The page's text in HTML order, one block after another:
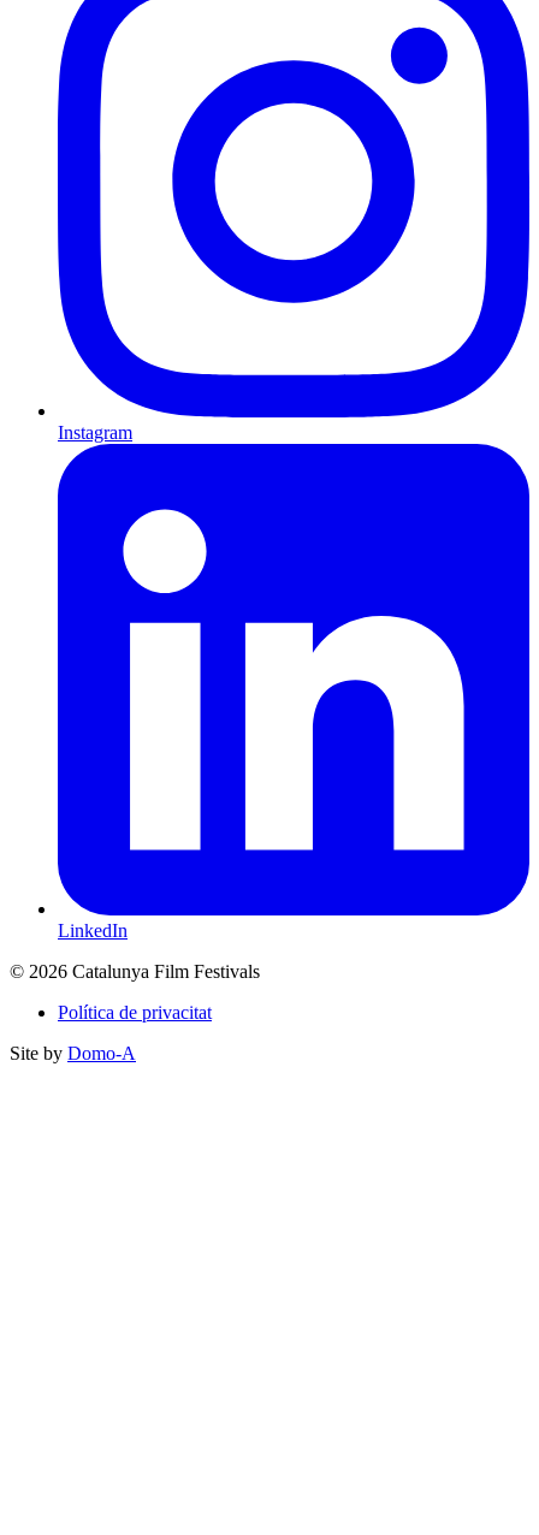
Instagram
LinkedIn
© 2026 Catalunya Film Festivals
Política de privacitat
Site by Domo-A